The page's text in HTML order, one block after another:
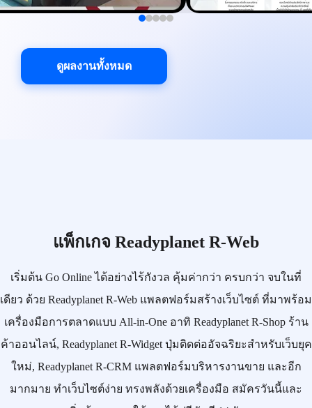
ดูผลงานทั้งหมด
แพ็กเกจ Readyplanet R-Web
เริ่มต้น Go Onlineได้อย่างไร้กังวล คุ้มค่ากว่า ครบกว่า จบในที่
เดียว ด้วย Readyplanet R-Web แพลตฟอร์มสร้างเว็บไซต์ ที่มาพร้อม
เครื่องมือการตลาดแบบ All-in-Oneอาทิ Readyplanet R-Shopร้าน
ค้าออนไลน์, Readyplanet R-Widgetปุ่มติดต่ออัจฉริยะสำหรับเว็บยุค
ใหม่, Readyplanet R-CRMแพลตฟอร์มบริหารงานขาย และอีก
มากมาย ทำเว็บไซต์ง่าย ทรงพลังด้วยเครื่องมือ สมัครวันนี้และ